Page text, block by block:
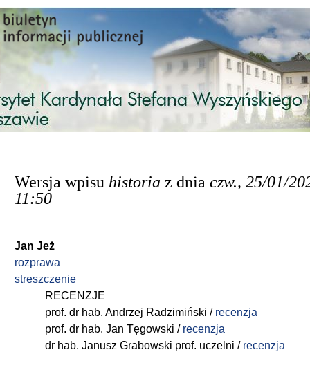
Przejdź do treści
Wersja wpisu historia z dnia czw., 25/01/
11:50
Jan Jeż
rozprawa
streszczenie
RECENZJE
prof. dr hab. Andrzej Radzimiński / recenzja
prof. dr hab. Jan Tęgowski / recenzja
dr hab. Janusz Grabowski prof. uczelni / recenzja